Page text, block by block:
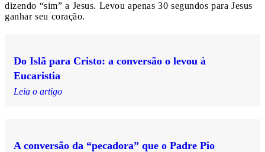
dizendo “sim” a Jesus. Levou apenas 30 segundos para Jesus
ganhar seu coração.
Do Islã para Cristo: a conversão o levou à
Eucaristia
Leia o artigo
A conversão da “pecadora” que o Padre Pio